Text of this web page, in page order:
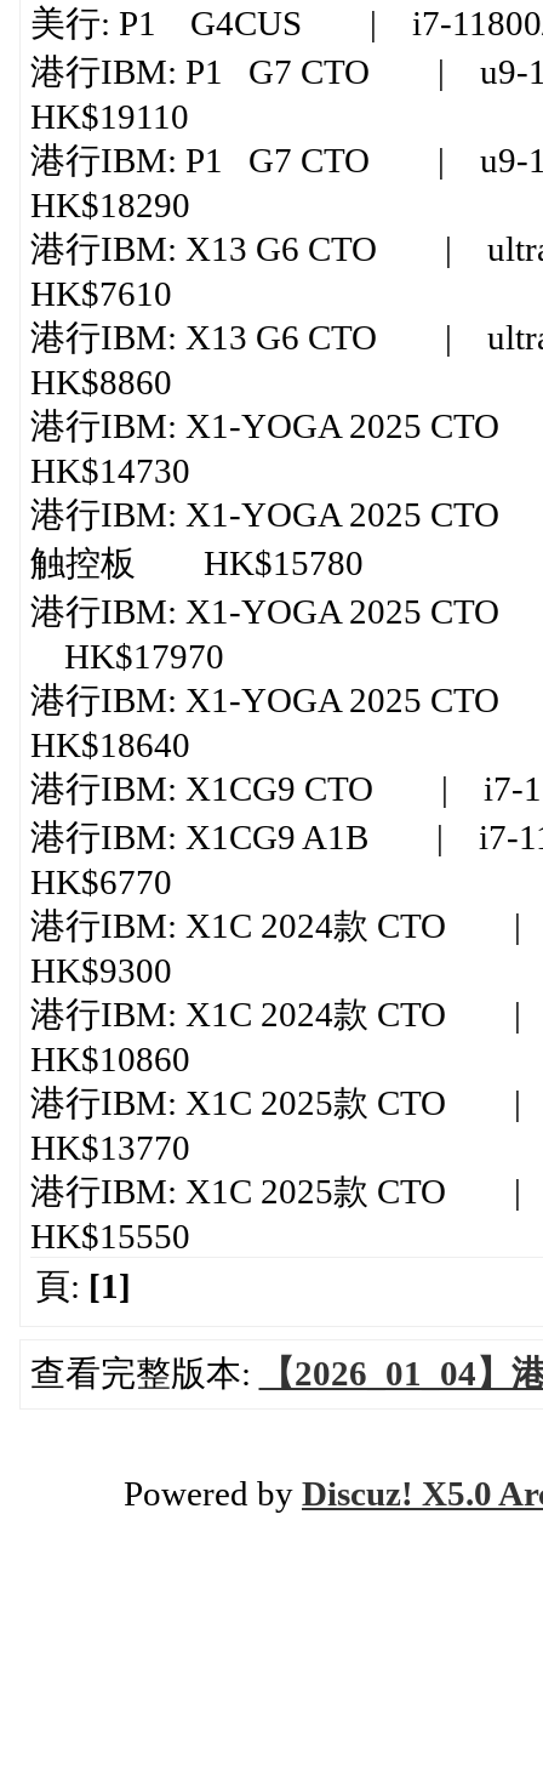
美行: P1 G4CUS | i7-
港行IBM: P1 G7 CTO | u9-
HK$19110
港行IBM: P1 G7 CTO | u9-
HK$18290
港行IBM: X13 G6 CTO |
HK$7610
港行IBM: X13 G6 CTO |
HK$8860
港行IBM: X1-YOGA 2025
HK$14730
港行IBM: X1-YOGA 2025
触控板 HK$15780
港行IBM: X1-YOGA 2025
HK$17970
港行IBM: X1-YOGA 2025
HK$18640
港行IBM: X1CG9 CTO | i7-
港行IBM: X1CG9 A1B | i7-
HK$6770
港行IBM: X1C 2024款 CTO |
HK$9300
港行IBM: X1C 2024款 CTO
HK$10860
港行IBM: X1C 2025款 CTO
HK$13770
港行IBM: X1C 2025款 CTO
HK$15550
頁: [1]
查看完整版本: 【2026_01_04
Powered by Discuz! X5.0